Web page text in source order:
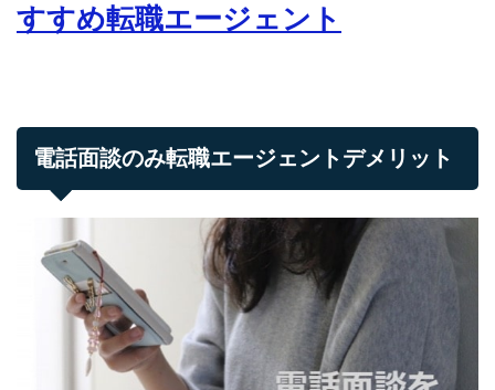
すすめ転職エージェント
電話面談のみ転職エージェントデメリット